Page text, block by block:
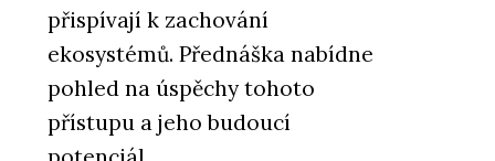
přispívají k zachování
ekosystémů. Přednáška nabídne
pohled na úspěchy tohoto
přístupu a jeho budoucí